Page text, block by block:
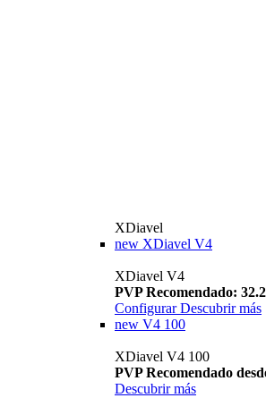
XDiavel
new XDiavel V4
XDiavel V4
PVP Recomendado:
Configurar Descubrir más
new V4 100
XDiavel V4 100
PVP Recomendado
Descubrir más